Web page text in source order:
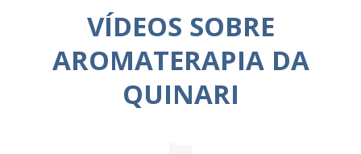
VÍDEOS SOBRE
AROMATERAPIA DA
QUINARI